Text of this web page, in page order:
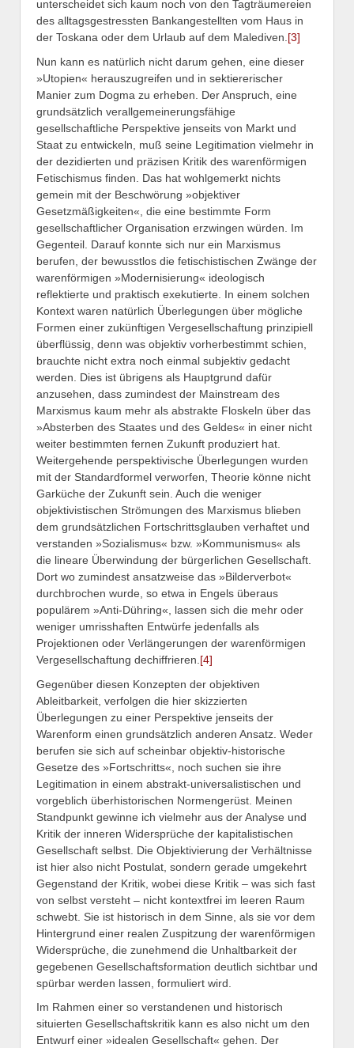
unterscheidet sich kaum noch von den Tagträumereien
des alltagsgestressten Bankangestellten vom Haus in
der Toskana oder dem Urlaub auf dem Malediven. [3]
Nun kann es natürlich nicht darum gehen, eine dieser
»Utopien« herauszugreifen und in sektiererischer
Manier zum Dogma zu erheben. Der Anspruch, eine
grundsätzlich verallgemeinerungsfähige
gesellschaftliche Perspektive jenseits von Markt und
Staat zu entwickeln, muß seine Legitimation vielmehr in
der dezidierten und präzisen Kritik des warenförmigen
Fetischismus finden. Das hat wohlgemerkt nichts
gemein mit der Beschwörung »objektiver
Gesetzmäßigkeiten«, die eine bestimmte Form
gesellschaftlicher Organisation erzwingen würden. Im
Gegenteil. Darauf konnte sich nur ein Marxismus
berufen, der bewusstlos die fetischistischen Zwänge der
warenförmigen »Modernisierung« ideologisch
reflektierte und praktisch exekutierte. In einem solchen
Kontext waren natürlich Überlegungen über mögliche
Formen einer zukünftigen Vergesellschaftung prinzipiell
überflüssig, denn was objektiv vorherbestimmt schien,
brauchte nicht extra noch einmal subjektiv gedacht
werden. Dies ist übrigens als Hauptgrund dafür
anzusehen, dass zumindest der Mainstream des
Marxismus kaum mehr als abstrakte Floskeln über das
»Absterben des Staates und des Geldes« in einer nicht
weiter bestimmten fernen Zukunft produziert hat.
Weitergehende perspektivische Überlegungen wurden
mit der Standardformel verworfen, Theorie könne nicht
Garküche der Zukunft sein. Auch die weniger
objektivistischen Strömungen des Marxismus blieben
dem grundsätzlichen Fortschrittsglauben verhaftet und
verstanden »Sozialismus« bzw. »Kommunismus« als
die lineare Überwindung der bürgerlichen Gesellschaft.
Dort wo zumindest ansatzweise das »Bilderverbot«
durchbrochen wurde, so etwa in Engels überaus
populärem »Anti-Dühring«, lassen sich die mehr oder
weniger umrisshaften Entwürfe jedenfalls als
Projektionen oder Verlängerungen der warenförmigen
Vergesellschaftung dechiffrieren. [4]
Gegenüber diesen Konzepten der objektiven
Ableitbarkeit, verfolgen die hier skizzierten
Überlegungen zu einer Perspektive jenseits der
Warenform einen grundsätzlich anderen Ansatz. Weder
berufen sie sich auf scheinbar objektiv-historische
Gesetze des »Fortschritts«, noch suchen sie ihre
Legitimation in einem abstrakt-universalistischen und
vorgeblich überhistorischen Normengerüst. Meinen
Standpunkt gewinne ich vielmehr aus der Analyse und
Kritik der inneren Widersprüche der kapitalistischen
Gesellschaft selbst. Die Objektivierung der Verhältnisse
ist hier also nicht Postulat, sondern gerade umgekehrt
Gegenstand der Kritik, wobei diese Kritik – was sich fast
von selbst versteht – nicht kontextfrei im leeren Raum
schwebt. Sie ist historisch in dem Sinne, als sie vor dem
Hintergrund einer realen Zuspitzung der warenförmigen
Widersprüche, die zunehmend die Unhaltbarkeit der
gegebenen Gesellschaftsformation deutlich sichtbar und
spürbar werden lassen, formuliert wird.
Im Rahmen einer so verstandenen und historisch
situierten Gesellschaftskritik kann es also nicht um den
Entwurf einer »idealen Gesellschaft« gehen. Der